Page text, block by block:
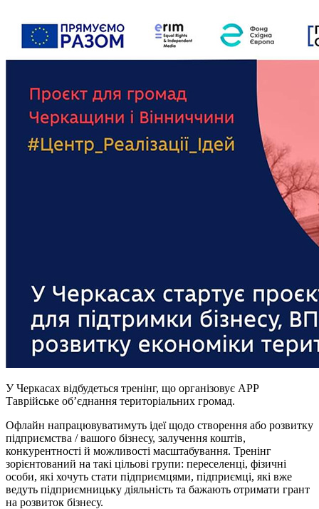
У Черкасах відбудеться тренінг, що організовує АРР
Таврійське об’єднання територіальних громад.
Офлайн напрацювуватимуть ідеї щодо створення або розвитку
підприємства / вашого бізнесу, залучення коштів,
конкурентності й можливості масштабування. Тренінг
зорієнтований на такі цільові групи: переселенці, фізичні
особи, які хочуть стати підприємцями, підприємці, які вже
ведуть підприємницьку діяльність та бажають отримати грант
на розвиток бізнесу.